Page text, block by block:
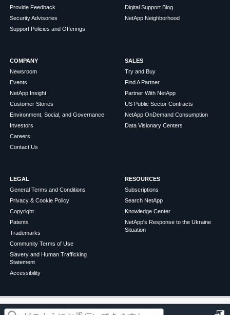
この記事は役に立ちましたか？
Provide Feedback
Security Advisories
Support Policies and Offerings
Digital Support Blog
NetApp Neighborhood
COMPANY
Newsroom
Events
NetApp Insight
Customer Stories
Environment, Social, and Governance
Investors
Careers
Contact Us
SALES
Try and Buy
Find A Partner
Partner With NetApp
US Public Sector Contracts
NetApp OnDemand Consumption
Data Visionary Centers
LEGAL
General Terms and Conditions
Privacy & Cookie Policy
Copyright
Patents
Trademarks
Community Terms of Use
Slavery and Human Trafficking
Statement
Accessibility
RESOURCES
Subscriptions
Search NetApp
Knowledge Center
NetApp's Response to the Ukraine
Situation
©2026 NetApp English Terms of Use Privacy Policy